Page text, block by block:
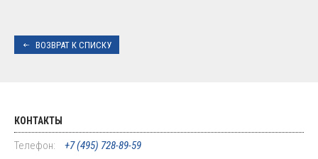
ВОЗВРАТ К СПИСКУ
КОНТАКТЫ
Телефон:
+7 (495) 728-89-59